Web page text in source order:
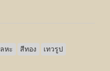
หะ สีทอง เทวรูป